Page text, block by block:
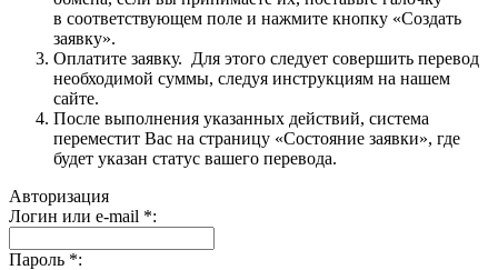
в соответствующем поле и нажмите кнопку «Создать
заявку».
Оплатите заявку. Для этого следует совершить перевод
необходимой суммы, следуя инструкциям на нашем
сайте.
После выполнения указанных действий, система
переместит Вас на страницу «Состояние заявки», где
будет указан статус вашего перевода.
Авторизация
Логин или e-mail *:
Пароль *: